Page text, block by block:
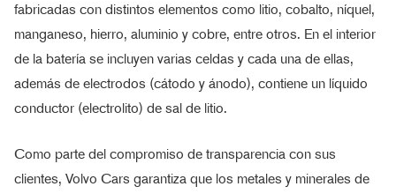
fabricadas con distintos elementos como litio, cobalto, níquel,
manganeso, hierro, aluminio y cobre, entre otros. En el interior
de la batería se incluyen varias celdas y cada una de ellas,
además de electrodos (cátodo y ánodo), contiene un líquido
conductor (electrolito) de sal de litio.
Como parte del compromiso de transparencia con sus
clientes, Volvo Cars garantiza que los metales y minerales de